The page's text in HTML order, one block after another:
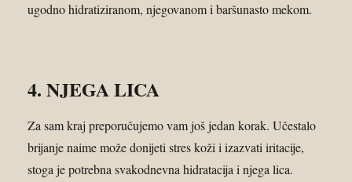
ugodno hidratiziranom, njegovanom i baršunasto mekom.
4. NJEGA LICA
Za sam kraj preporučujemo vam još jedan korak. Učestalo
brijanje naime može donijeti stres koži i izazvati iritacije,
stoga je potrebna svakodnevna hidratacija i njega lica.